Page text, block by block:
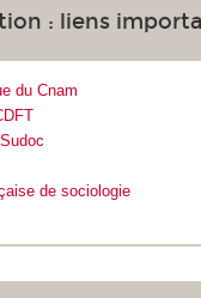
: liens
du Cnam
de sociologie